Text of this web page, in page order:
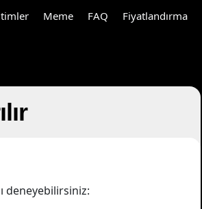
Meme FAQ Fiyatlandırma
deneyebilirsiniz: